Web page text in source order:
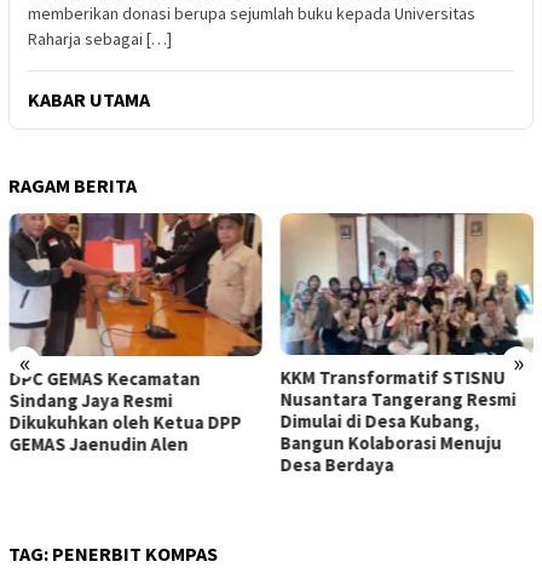
memberikan donasi berupa sejumlah buku kepada Universitas
Raharja sebagai […]
KABAR UTAMA
RAGAM BERITA
« »
KKM Transformatif STISNU
Nusantara Tangerang Resmi
Dimulai di Desa Kubang,
Bangun Kolaborasi Menuju
OA PHIGMA Berperan Aktif
Mengawal Penyumpahan 105
Advokat Baru di Pengadilan
Tinggi Banten
TAG: PENERBIT KOMPAS